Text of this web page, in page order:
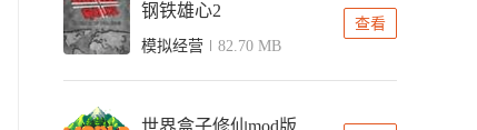
钢铁雄心2
模拟经营 82.70 MB
查看
世界盒子修仙mod版